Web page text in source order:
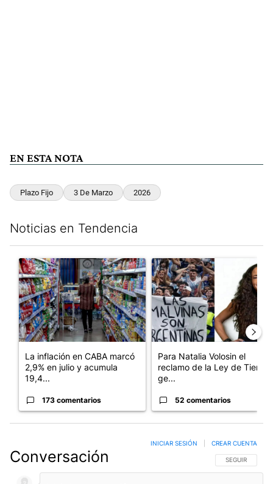
EN ESTA NOTA
Plazo Fijo 3 De Marzo 2026
Noticias en Tendencia
Un artículo de tendencia con el título "La inflación en CABA
La inflación en CABA marcó
2,9% en julio y acumula
19,4...
173 comentarios
Un artículo de tendencia con
Para Natalia Volosin el
reclamo de la Ley de Tierras
ge...
52 comentarios
Conversación SIGA ESTA
SEGUIR
INICIAR SESIÓN CREAR CUENTA